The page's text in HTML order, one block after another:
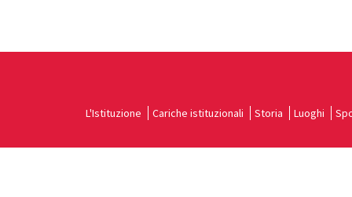
L'Istituzione Cariche istituzionali Storia Luoghi